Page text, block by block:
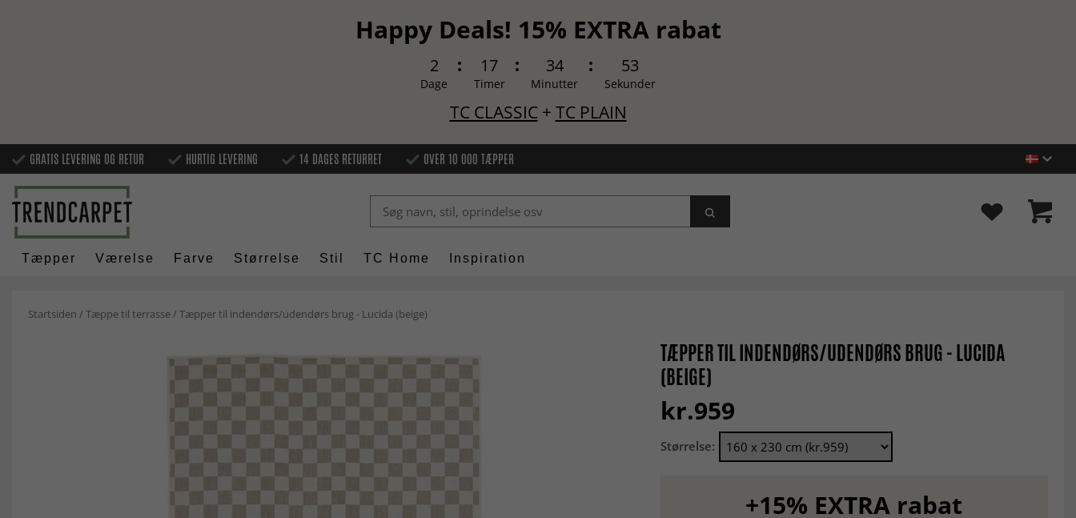
Happy Deals! 15% EXTRA rabat
2
Dage
17
Timer
34
Minutter
52
Sekunder
TC CLASSIC+ TC PLAIN
GRATIS LEVERING OG RETUR HURTIG LEVERING 14 DAGES RETURRET OVER 10 000 TÆPPER
Tæpper Værelse Farve Størrelse Stil TC Home Inspiration
Startsiden /Tæppe til terrasse/Tæpper til indendørs/udendørs brug - Lucida (beige)
TÆPPER TIL INDENDØRS/UDENDØRS BRUG - LUCIDA
(BEIGE)
kr.959
Størrelse:
+15% EXTRA rabat